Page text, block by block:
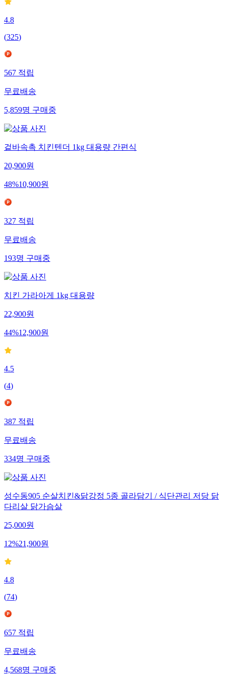
4.8
(325)
567 적립
무료배송
5,859명 구매중
겉바속촉 치킨텐더 1kg 대용량 간편식
20,900원
48%10,900원
327 적립
무료배송
193명 구매중
치킨 가라아게 1kg 대용량
22,900원
44%12,900원
4.5
(4)
387 적립
무료배송
334명 구매중
성수동905 순살치킨&닭강정 5종 골라담기 / 식단관리 저당 닭
다리살 닭가슴살
25,000원
12%21,900원
4.8
(74)
657 적립
무료배송
4,568명 구매중